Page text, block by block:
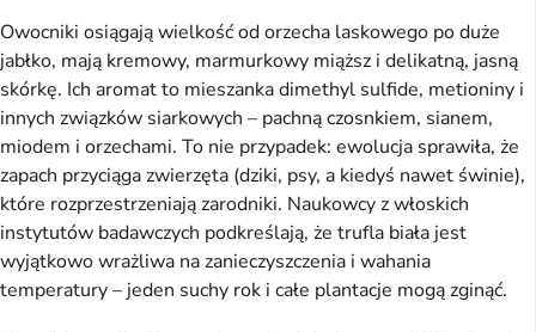
Owocniki osiągają wielkość od orzecha laskowego po duże
jabłko, mają kremowy, marmurkowy miąższ i delikatną, jasną
skórkę. Ich aromat to mieszanka dimethyl sulfide, metioniny i
innych związków siarkowych – pachną czosnkiem, sianem,
miodem i orzechami. To nie przypadek: ewolucja sprawiła, że
zapach przyciąga zwierzęta (dziki, psy, a kiedyś nawet świnie),
które rozprzestrzeniają zarodniki. Naukowcy z włoskich
instytutów badawczych podkreślają, że trufla biała jest
wyjątkowo wrażliwa na zanieczyszczenia i wahania
temperatury – jeden suchy rok i całe plantacje mogą zginąć.